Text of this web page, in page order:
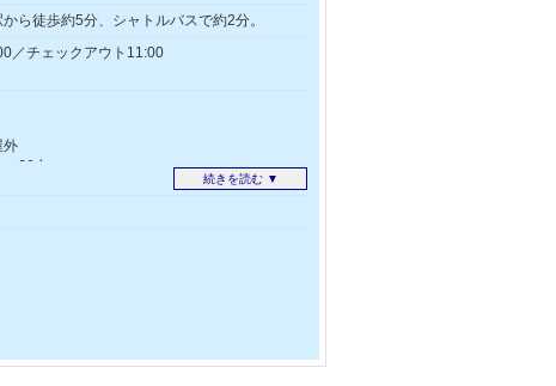
ら徒歩約5分、シャトルバスで約2分。
／チェックアウト11:00
66台
続きを読む ▼